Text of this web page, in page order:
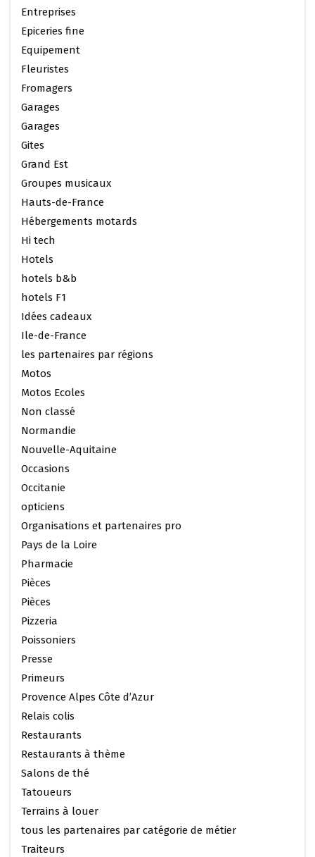
Entreprises
Epiceries fine
Equipement
Fleuristes
Fromagers
Garages
Garages
Gites
Grand Est
Groupes musicaux
Hauts-de-France
Hébergements motards
Hi tech
Hotels
hotels b&b
hotels F1
Idées cadeaux
Ile-de-France
les partenaires par régions
Motos
Motos Ecoles
Non classé
Normandie
Nouvelle-Aquitaine
Occasions
Occitanie
opticiens
Organisations et partenaires pro
Pays de la Loire
Pharmacie
Pièces
Pièces
Pizzeria
Poissoniers
Presse
Primeurs
Provence Alpes Côte d’Azur
Relais colis
Restaurants
Restaurants à thème
Salons de thé
Tatoueurs
Terrains à louer
tous les partenaires par catégorie de métier
Traiteurs